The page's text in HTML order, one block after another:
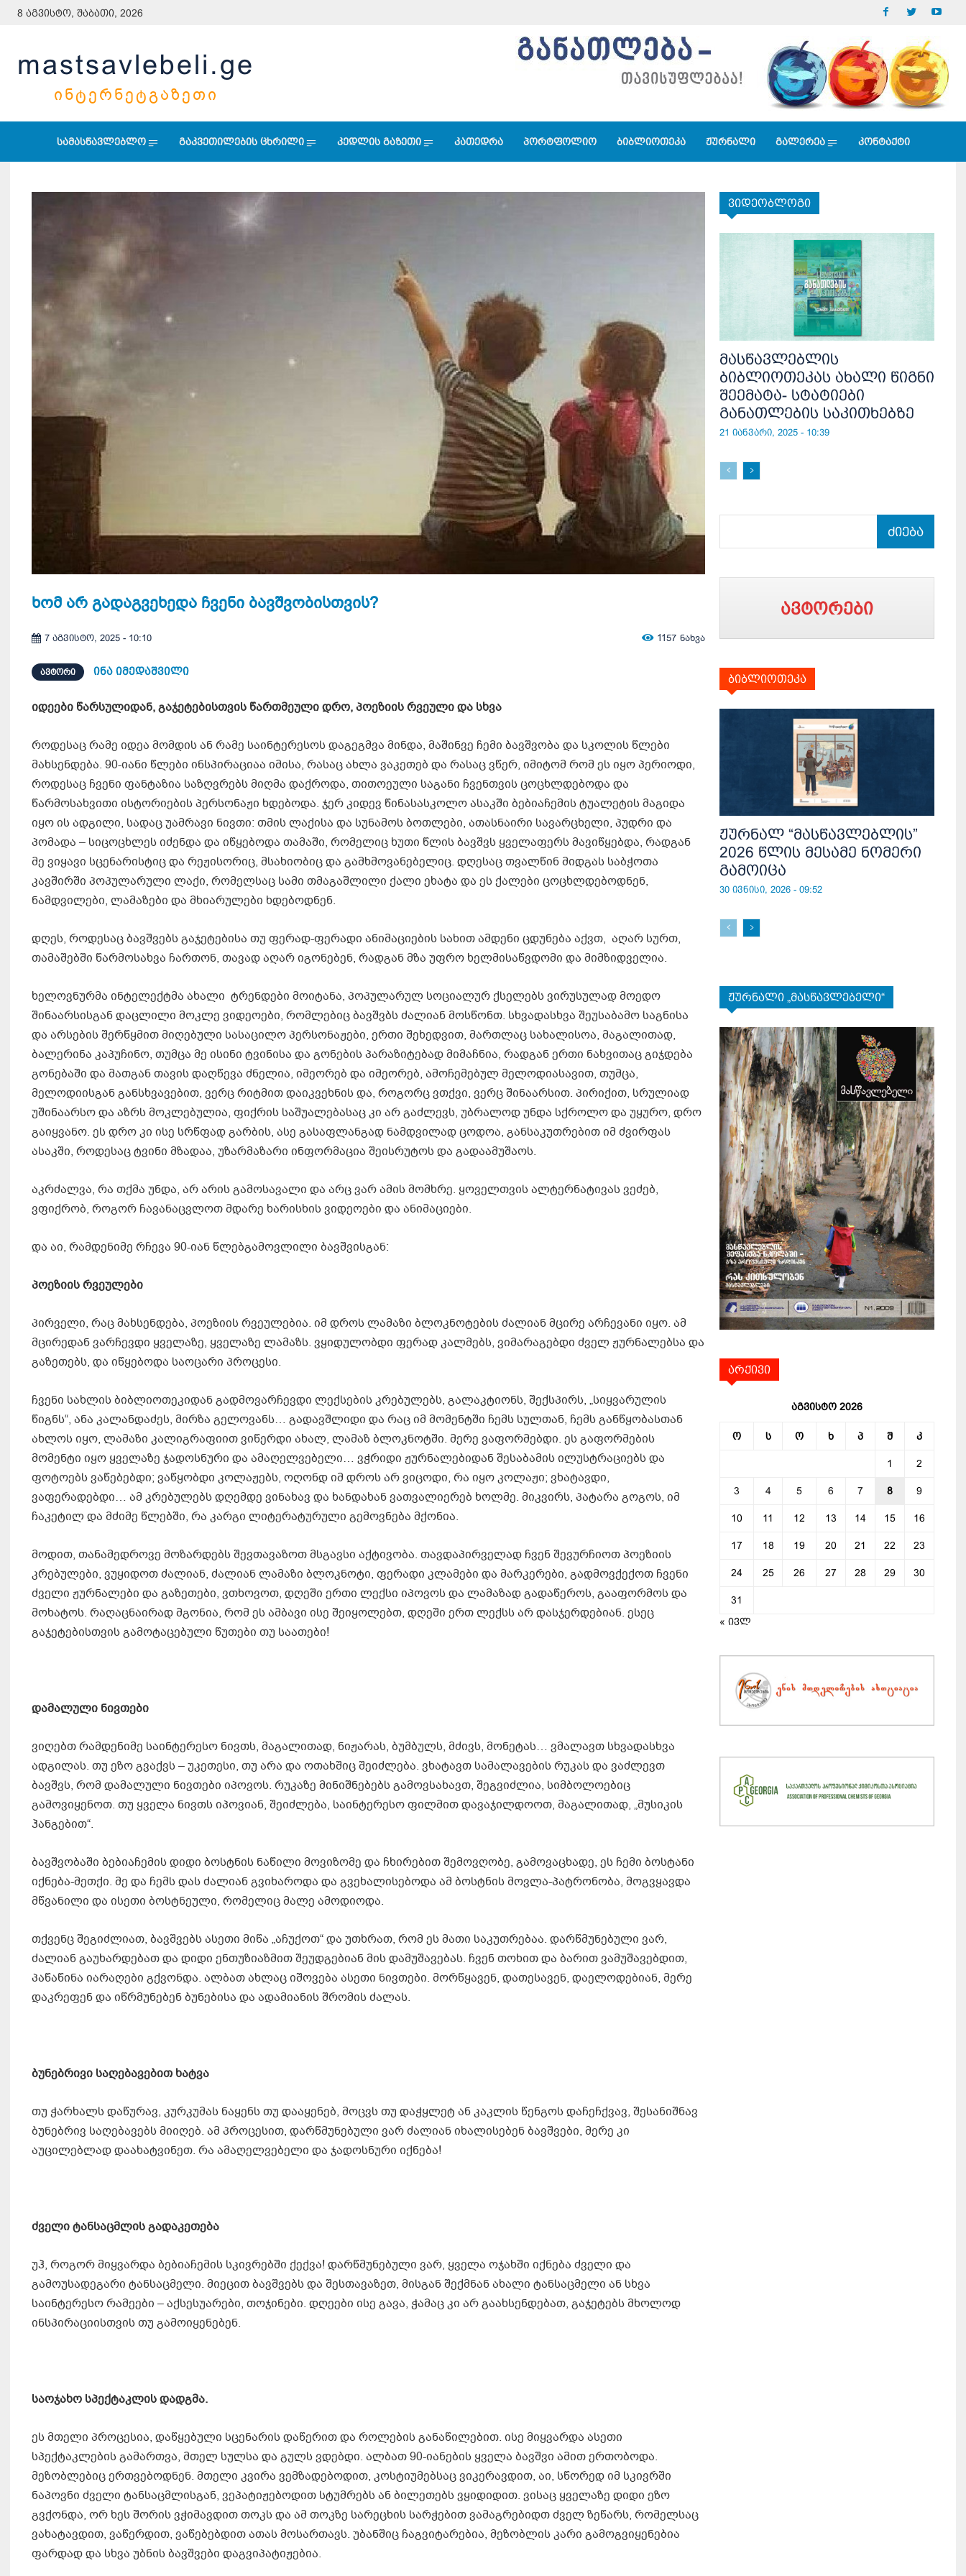
8 აგვისტო, შაბათი, 2026
mastsavlebeli.ge
ᲘᲜᲢᲔᲠᲜᲔᲢᲒᲐᲖᲔᲗᲘ
სამასწავლებლო გაკვეთილების ცხრილი კედლის გაზეთი კათედრა პორტფოლიო ბიბლიოთეკა ჟურნალი გალერეა კონტაქტი
ხომ არ გადაგვეხედა ჩვენი ბავშვობისთვის?
7 აგვისტო, 2025 - 10:10 1157 ნახვა
ᲐᲕᲢᲝᲠᲘ ინა იმედაშვილი
იდეები წარსულიდან,გაჯეტებისთვის წართმეული დრო, პოეზიის რვეული და სხვა
როდესაც რამე იდეა მომდის ან რამე საინტერესოს დაგეგმვა მინდა, მაშინვე ჩემი ბავშვობა და სკოლის წლები
მახსენდება. 90-იანი წლები ინსპირაციაა იმისა, რასაც ახლა ვაკეთებ და რასაც ვწერ, იმიტომ რომ ეს იყო პერიოდი,
როდესაც ჩვენი ფანტაზია საზღვრებს მიღმა დაქროდა, თითოეული საგანი ჩვენთვის ცოცხლდებოდა და
წარმოსახვითი ისტორიების პერსონაჟი ხდებოდა. ჯერ კიდევ წინასასკოლო ასაკში ბებიაჩემის ტუალეტის მაგიდა
იყო ის ადგილი, სადაც უამრავი ნივთი: თმის ლაქისა და სუნამოს ბოთლები, ათასნაირი სავარცხელი, პუდრი და
პომადა – სიცოცხლეს იძენდა და იწყებოდა თამაში, რომელიც ხუთი წლის ბავშვს ყველაფერს მავიწყებდა, რადგან
მე ვიყავი სცენარისტიც და რეჟისორიც, მსახიობიც და გამხმოვანებელიც. დღესაც თვალწინ მიდგას საბჭოთა
კავშირში პოპულარული ლაქი, რომელსაც სამი თმაგაშლილი ქალი ეხატა და ეს ქალები ცოცხლდებოდნენ,
ნამდვილები, ლამაზები და მხიარულები ხდებოდნენ.
დღეს, როდესაც ბავშვებს გაჯეტებისა თუ ფერად-ფერადი ანიმაციების სახით ამდენი ცდუნება აქვთ, აღარ სურთ,
თამაშებში წარმოსახვა ჩართონ, თავად აღარ იგონებენ, რადგან მზა უფრო ხელმისაწვდომი და მიმზიდველია.
ხელოვნურმა ინტელექტმა ახალი ტრენდები მოიტანა, პოპულარულ სოციალურ ქსელებს ვირუსულად მოედო
შინაარსისგან დაცლილი მოკლე ვიდეოები, რომლებიც ბავშვბს ძალიან მოსწონთ. სხვადასხვა შეუსაბამო საგნისა
და არსების შერწყმით მიღებული სასაცილო პერსონაჟები, ერთი შეხედვით, მართლაც სახალისოა, მაგალითად,
ბალერინა კაპუჩინო, თუმცა მე ისინი ტვინისა და გონების პარაზიტებად მიმაჩნია, რადგან ერთი ნახვითაც გიჯდება
გონებაში და მათგან თავის დაღწევა ძნელია, იმეორებ და იმეორებ, ამოჩემებულ მელოდიასავით, თუმცა,
მელოდიისგან განსხვავებით, ვერც რიტმით დაიკვეხნის და, როგორც ვთქვი, ვერც შინაარსით. პირიქით, სრულიად
უშინაარსო და აზრს მოკლებულია, ფიქრის საშუალებასაც კი არ გაძლევს, უბრალოდ უნდა სქროლო და უყურო, დრო
გაიყვანო. ეს დრო კი ისე სრწფად გარბის, ასე გასაფლანგად ნამდვილად ცოდოა, განსაკუთრებით იმ ძვირფას
ასაკში, როდესაც ტვინი მზადაა, უზარმაზარი ინფორმაცია შეისრუტოს და გადაამუშაოს.
აკრძალვა, რა თქმა უნდა, არ არის გამოსავალი და არც ვარ ამის მომხრე. ყოველთვის ალტერნატივას ვეძებ,
ვფიქრობ, როგორ ჩავანაცვლოთ მდარე ხარისხის ვიდეოები და ანიმაციები.
და აი, რამდენიმე რჩევა 90-იან წლებგამოვლილი ბავშვისგან:
პოეზიის რვეულები
პირველი, რაც მახსენდება, პოეზიის რვეულებია. იმ დროს ლამაზი ბლოკნოტების ძალიან მცირე არჩევანი იყო. ამ
მცირედან ვარჩევდი ყველაზე, ყველაზე ლამაზს. ვყიდულობდი ფერად კალმებს, ვიმარაგებდი ძველ ჟურნალებსა და
გაზეთებს, და იწყებოდა საოცარი პროცესი.
ჩვენი სახლის ბიბლიოთეკიდან გადმოვარჩევდი ლექსების კრებულებს, გალაკტიონს, შექსპირს, „სიყვარულის
წიგნს“, ანა კალანდაძეს, მირზა გელოვანს… გადავშლიდი და რაც იმ მომენტში ჩემს სულთან, ჩემს განწყობასთან
ახლოს იყო, ლამაზი კალიგრაფიით ვიწერდი ახალ, ლამაზ ბლოკნოტში. მერე ვაფორმებდი. ეს გაფორმების
მომენტი იყო ყველაზე ჯადოსნური და ამაღელვებელი… ვჭრიდი ჟურნალებიდან შესაბამის ილუსტრაციებს და
ფოტოებს ვაწებებდი; ვაწყობდი კოლაჟებს, ოღონდ იმ დროს არ ვიცოდი, რა იყო კოლაჟი; ვხატავდი,
ვაფერადებდი… ამ კრებულებს დღემდე ვინახავ და ხანდახან ვათვალიერებ ხოლმე. მიკვირს, პატარა გოგოს, იმ
ჩაკეტილ და მძიმე წლებში, რა კარგი ლიტერატურული გემოვნება მქონია.
მოდით, თანამედროვე მოზარდებს შევთავაზოთ მსგავსი აქტივობა. თავდაპირველად ჩვენ შევურჩიოთ პოეზიის
კრებულები, ვუყიდოთ ძალიან, ძალიან ლამაზი ბლოკნოტი, ფერადი კლამები და მარკერები, გადმოვქექოთ ჩვენი
ძველი ჟურნალები და გაზეთები, ვთხოვოთ, დღეში ერთი ლექსი იპოვოს და ლამაზად გადაწეროს, გააფორმოს და
მოხატოს. რაღაცნაირად მგონია, რომ ეს ამბავი ისე შეიყოლებთ, დღეში ერთ ლექსს არ დასჯერდებიან. ესეც
გაჯეტებისთვის გამოტაცებული წუთები თუ საათები!
დამალული ნივთები
ვიღებთ რამდენიმე საინტერესო ნივთს, მაგალითად, ნიჟარას, ბუმბულს, მძივს, მონეტას… ვმალავთ სხვადასხვა
ადგილას. თუ ეზო გვაქვს – უკეთესი, თუ არა და ოთახშიც შეიძლება. ვხატავთ სამალავების რუკას და ვაძლევთ
ბავშვს, რომ დამალული ნივთები იპოვოს. რუკაზე მინიშნებებს გამოვსახავთ, შეგვიძლია, სიმბოლოებიც
გამოვიყენოთ. თუ ყველა ნივთს იპოვიან, შეიძლება, საინტერესო ფილმით დავაჯილდოოთ, მაგალითად, „მუსიკის
ჰანგებით“.
ბავშვობაში ბებიაჩემის დიდი ბოსტნის ნაწილი მოვიზომე და ჩხირებით შემოვღობე, გამოვაცხადე, ეს ჩემი ბოსტანი
იქნება-მეთქი. მე და ჩემს დას ძალიან გვიხაროდა და გვეხალისებოდა ამ ბოსტნის მოვლა-პატრონობა, მოგვყავდა
მწვანილი და ისეთი ბოსტნეული, რომელიც მალე ამოდიოდა.
თქვენც შეგიძლიათ, ბავშვებს ასეთი მიწა „აჩუქოთ“ და უთხრათ, რომ ეს მათი საკუთრებაა. დარწმუნებული ვარ,
ძალიან გაუხარდებათ და დიდი ენთუზიაზმით შეუდგებიან მის დამუშავებას. ჩვენ თოხით და ბარით ვამუშავებდით,
პაწაწინა იარაღები გქვონდა. ალბათ ახლაც იშოვება ასეთი ნივთები. მორწყავენ, დათესავენ, დაელოდებიან, მერე
დაკრეფენ და იწრმუნებენ ბუნებისა და ადამიანის შრომის ძალას.
ბუნებრივი საღებავებით ხატვა
თუ ჭარხალს დაწურავ, კურკუმას ნაყენს თუ დააყენებ, მოცვს თუ დაჭყლეტ ან კაკლის წენგოს დაჩეჩქვავ, შესანიშნავ
ბუნებრივ საღებავებს მიიღებ. ამ პროცესით, დარწმუნებული ვარ ძალიან იხალისებენ ბავშვები, მერე კი
აუცილებლად დაახატვინეთ. რა ამაღელვებელი და ჯადოსნური იქნება!
ძველი ტანსაცმლის გადაკეთება
უჰ, როგორ მიყვარდა ბებიაჩემის სკივრებში ქექვა! დარწმუნებული ვარ, ყველა ოჯახში იქნება ძველი და
გამოუსადეგარი ტანსაცმელი. მიეცით ბავშვებს და შესთავაზეთ, მისგან შექმნან ახალი ტანსაცმელი ან სხვა
საინტერესო რამეები – აქსესუარები, თოჯინები. დღეები ისე გავა, ჭამაც კი არ გაახსენდებათ, გაჯეტებს მხოლოდ
ინსპირაციისთვის თუ გამოიყენებენ.
საოჯახო სპექტაკლის დადგმა.
ეს მთელი პროცესია, დაწყებული სცენარის დაწერით და როლების განაწილებით. ისე მიყვარდა ასეთი
სპექტაკლების გამართვა, მთელ სულსა და გულს ვდებდი. ალბათ 90-იანების ყველა ბავშვი ამით ერთობოდა.
მეზობლებიც ერთვებოდნენ. მთელი კვირა ვემზადებოდით, კოსტიუმებსაც ვიკერავდით, აი, სწორედ იმ სკივრში
ნაპოვნი ძველი ტანსაცმლისგან, ვეპატიჟებოდით სტუმრებს ან ბილეთებს ვყიდიდით. ვისაც ყველაზე დიდი ეზო
გვქონდა, ორ ხეს შორის ვჭიმავდით თოკს და ამ თოკზე სარეცხის სარჭებით ვამაგრებიდთ ძველ ზეწარს, რომელსაც
ვახატავდით, ვაწერდით, ვაწებებდით ათას მოსართავს. უბანშიც ჩაგვიტარებია, მეზობლის კარი გამოგვიყენებია
ფარდად და სხვა უბნის ბავშვები დაგვიპატიჟებია.
ვიდეობლოგი
მასწავლებლის
ბიბლიოთეკას ახალი წიგნი
შეემატა- სტატიები
განათლების საკითხებზე
21 იანვარი, 2025 - 10:39
ძიება
ავტორები
ბიბლიოთეკა
ჟურნალ “მასწავლებლის”
2026 წლის მესამე ნომერი
გამოიცა
30 ივნისი, 2026 - 09:52
ჟურნალი „მასწავლებელი“
არქივი
აგვისტო 2026
ო ს ო ხ პ შ კ
1 2
3 4 5 6 7 8 9
10 11 12 13 14 15 16
17 18 19 20 21 22 23
24 25 26 27 28 29 30
31
« ივლ